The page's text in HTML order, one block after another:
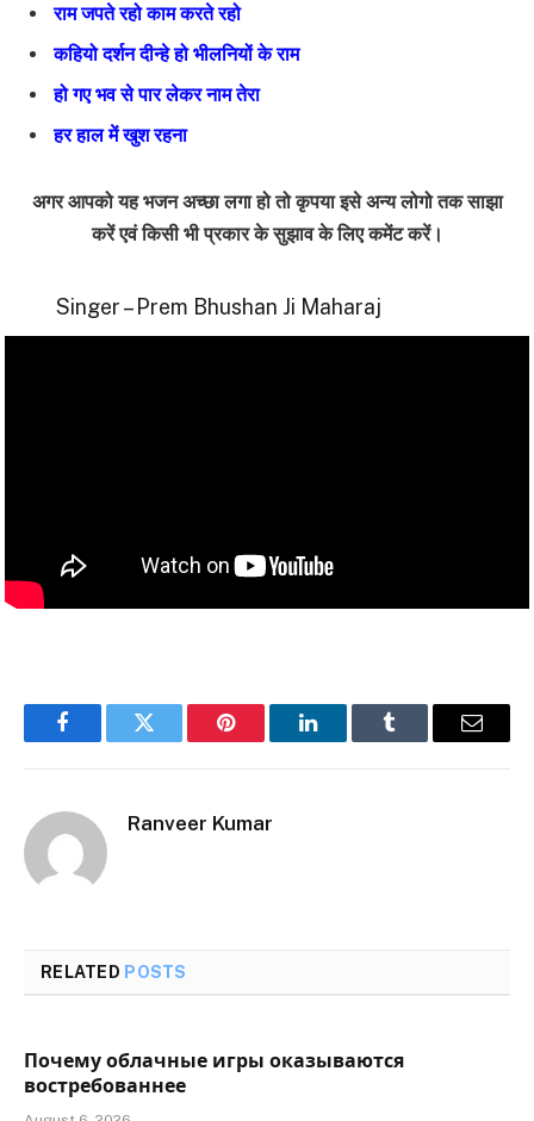
राम जपते रहो काम करते रहो
कहियो दर्शन दीन्हे हो भीलनियों के राम
हो गए भव से पार लेकर नाम तेरा
हर हाल में खुश रहना
अगर आपको यह भजन अच्छा लगा हो तो कृपया इसे अन्य लोगो तक साझा
करें एवं किसी भी प्रकार के सुझाव के लिए कमेंट करें।
Singer – Prem Bhushan Ji Maharaj
FacebookTwitter Pinterest LinkedInTumblr Email
Ranveer Kumar
RELATED POSTS
Почему облачные игры оказываются
востребованнее